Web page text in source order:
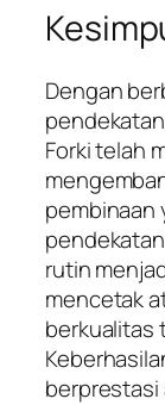
Dengan
Forki telah
pembinaan
rutin
mencetak
berkualitas
berprestasi